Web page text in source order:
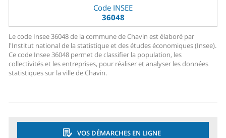
Code INSEE
36048
Le code Insee 36048 de la commune de Chavin est élaboré par
l'Institut national de la statistique et des études économiques (Insee).
Ce code Insee 36048 permet de classifier la population, les
collectivités et les entreprises, pour réaliser et analyser les données
statistiques sur la ville de Chavin.
VOS DÉMARCHES EN LIGNE